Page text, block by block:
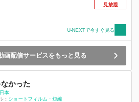
見放題
U-NEXTで今すぐ見る
画配信サービスをもっと見る
かった
日本
： ショートフィルム・短編